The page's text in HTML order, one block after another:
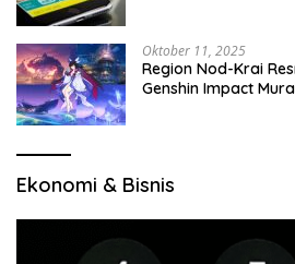
Oktober 11, 2025
Region Nod-Krai
Genshin Impact
Ekonomi & Bisnis